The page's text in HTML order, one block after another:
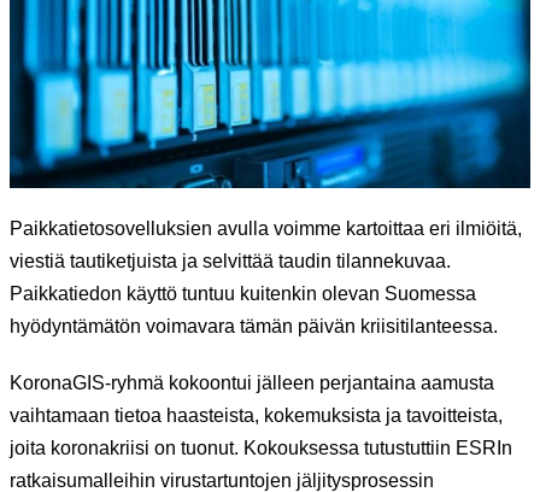
Paikkatietosovelluksien avulla voimme kartoittaa eri ilmiöitä,
viestiä tautiketjuista ja selvittää taudin tilannekuvaa.
Paikkatiedon käyttö tuntuu kuitenkin olevan Suomessa
hyödyntämätön voimavara tämän päivän kriisitilanteessa.
KoronaGIS-ryhmä kokoontui jälleen perjantaina aamusta
vaihtamaan tietoa haasteista, kokemuksista ja tavoitteista,
joita koronakriisi on tuonut. Kokouksessa tutustuttiin ESRIn
ratkaisumalleihin virustartuntojen jäljitysprosessin